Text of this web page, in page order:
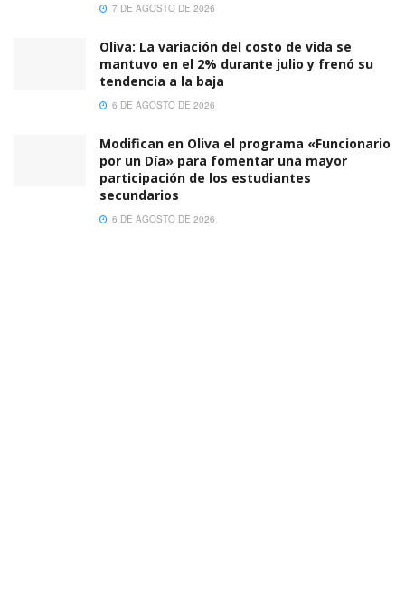
7 DE AGOSTO DE 2026
Oliva: La variación del costo de vida se
mantuvo en el 2% durante julio y frenó su
tendencia a la baja
6 DE AGOSTO DE 2026
Modifican en Oliva el programa «Funcionario
por un Día» para fomentar una mayor
participación de los estudiantes
secundarios
6 DE AGOSTO DE 2026